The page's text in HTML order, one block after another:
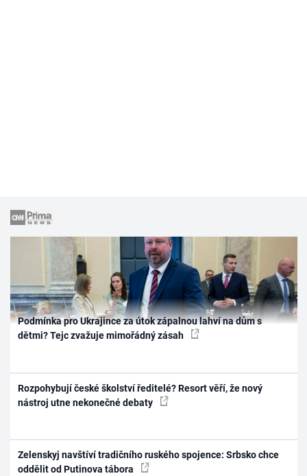
Podmínka pro Ukrajince za útok zápalnou lahví na dům s
dětmi? Tejc zvažuje mimořádný zásah
Rozpohybují české školství ředitelé? Resort věří, že nový
nástroj utne nekonečné debaty
Zelenskyj navštíví tradičního ruského spojence: Srbsko chce
oddělit od Putinova tábora